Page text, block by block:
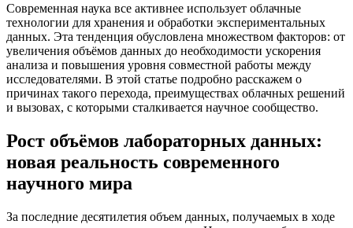
Современная наука все активнее использует облачные
технологии для хранения и обработки экспериментальных
данных. Эта тенденция обусловлена множеством факторов: от
увеличения объёмов данных до необходимости ускорения
анализа и повышения уровня совместной работы между
исследователями. В этой статье подробно расскажем о
причинах такого перехода, преимуществах облачных решений
и вызовах, с которыми сталкивается научное сообщество.
Рост объёмов лабораторных данных:
новая реальность современного
научного мира
За последние десятилетия объем данных, получаемых в ходе